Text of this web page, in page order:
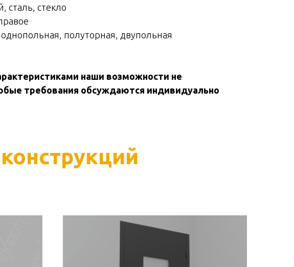
сталь, стекло
полуторная, двупольная
наши возможности не
требования обсуждаются индивидуально